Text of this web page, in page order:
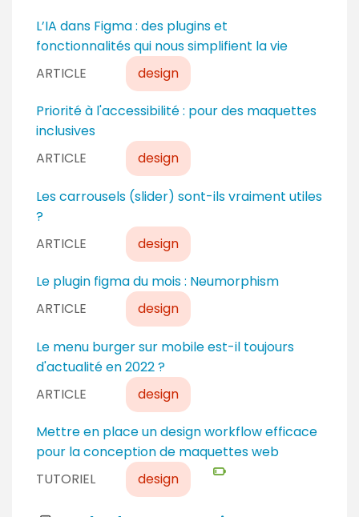
ARTICLE design
L’IA dans Figma : des plugins et
fonctionnalités qui nous simplifient la vie
ARTICLE design
Priorité à l'accessibilité : pour des maquettes
inclusives
ARTICLE design
Les carrousels (slider) sont-ils vraiment utiles
?
ARTICLE design
Le plugin figma du mois : Neumorphism
ARTICLE design
Le menu burger sur mobile est-il toujours
d'actualité en 2022 ?
TUTORIEL design
Mettre en place un design workflow efficace
pour la conception de maquettes web
N
i
v
a